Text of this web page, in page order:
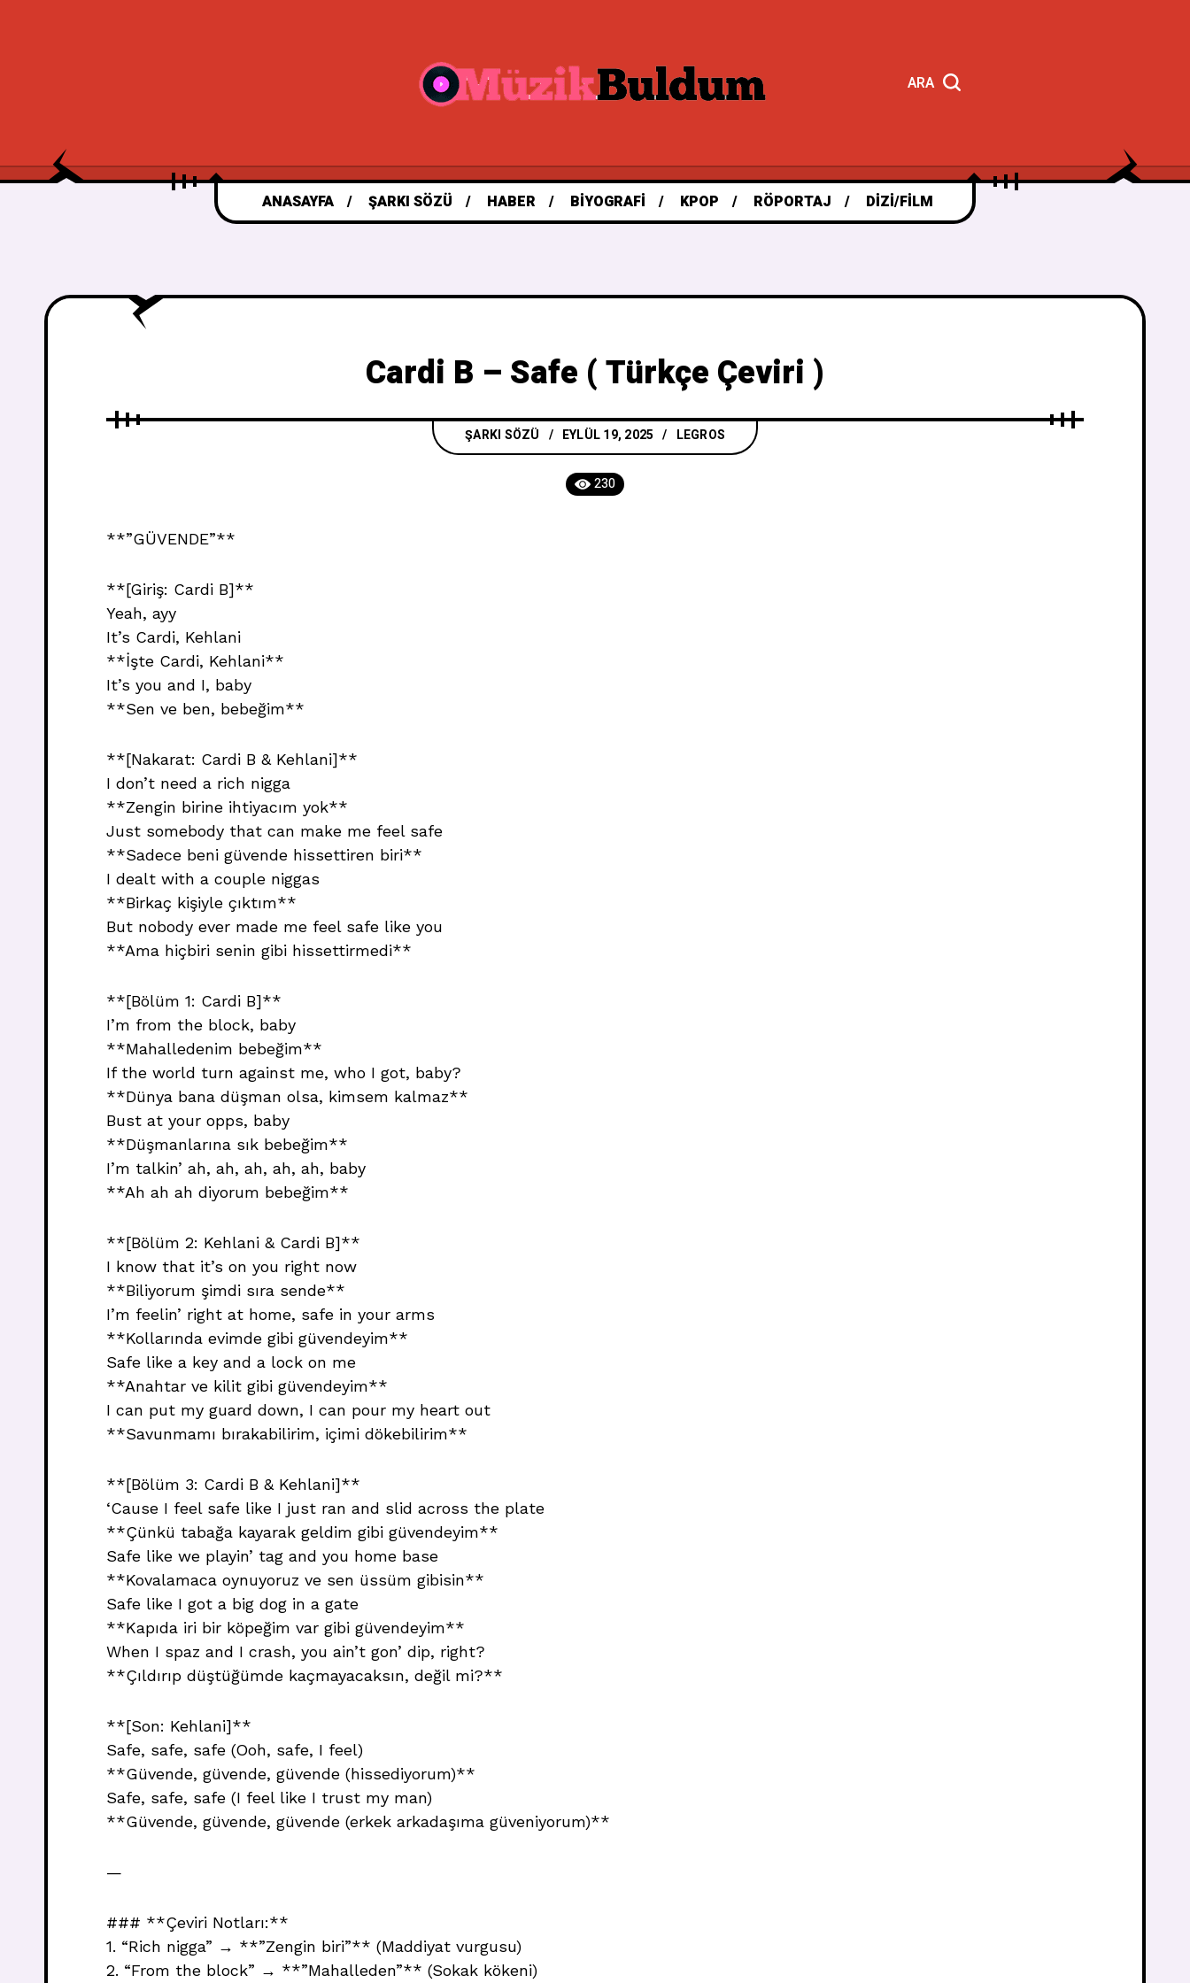
ARA
ANASAYFA ŞARKI SÖZÜ HABER BIYOGRAFI KPOP RÖPORTAJ DIZI/FILM
Cardi B – Safe ( Türkçe Çeviri )
ŞARKI SÖZÜ EYLÜL 19, 2025 LEGROS
230
**”GÜVENDE”**
**[Giriş: Cardi B]**
Yeah, ayy
It’s Cardi, Kehlani
**İşte Cardi, Kehlani**
It’s you and I, baby
**Sen ve ben, bebeğim**
**[Nakarat: Cardi B & Kehlani]**
I don’t need a rich nigga
**Zengin birine ihtiyacım yok**
Just somebody that can make me feel safe
**Sadece beni güvende hissettiren biri**
I dealt with a couple niggas
**Birkaç kişiyle çıktım**
But nobody ever made me feel safe like you
**Ama hiçbiri senin gibi hissettirmedi**
**[Bölüm 1: Cardi B]**
I’m from the block, baby
**Mahalledenim bebeğim**
If the world turn against me, who I got, baby?
**Dünya bana düşman olsa, kimsem kalmaz**
Bust at your opps, baby
**Düşmanlarına sık bebeğim**
I’m talkin’ ah, ah, ah, ah, ah, baby
**Ah ah ah diyorum bebeğim**
**[Bölüm 2: Kehlani & Cardi B]**
I know that it’s on you right now
**Biliyorum şimdi sıra sende**
I’m feelin’ right at home, safe in your arms
**Kollarında evimde gibi güvendeyim**
Safe like a key and a lock on me
**Anahtar ve kilit gibi güvendeyim**
I can put my guard down, I can pour my heart out
**Savunmamı bırakabilirim, içimi dökebilirim**
**[Bölüm 3: Cardi B & Kehlani]**
‘Cause I feel safe like I just ran and slid across the plate
**Çünkü tabağa kayarak geldim gibi güvendeyim**
Safe like we playin’ tag and you home base
**Kovalamaca oynuyoruz ve sen üssüm gibisin**
Safe like I got a big dog in a gate
**Kapıda iri bir köpeğim var gibi güvendeyim**
When I spaz and I crash, you ain’t gon’ dip, right?
**Çıldırıp düştüğümde kaçmayacaksın, değil mi?**
**[Son: Kehlani]**
Safe, safe, safe (Ooh, safe, I feel)
**Güvende, güvende, güvende (hissediyorum)**
Safe, safe, safe (I feel like I trust my man)
**Güvende, güvende, güvende (erkek arkadaşıma güveniyorum)**
—
### **Çeviri Notları:**
1. “Rich nigga” → **”Zengin biri”** (Maddiyat vurgusu)
2. “From the block” → **”Mahalleden”** (Sokak kökeni)